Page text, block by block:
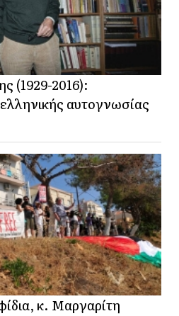
(1929-2016):
αυτογνωσίας
κ. Μαργαρίτη